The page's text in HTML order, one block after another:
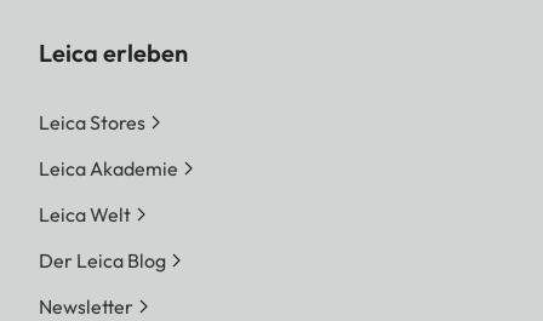
Leica erleben
Leica Stores
Leica Akademie
Leica Welt
Der Leica Blog
Newsletter